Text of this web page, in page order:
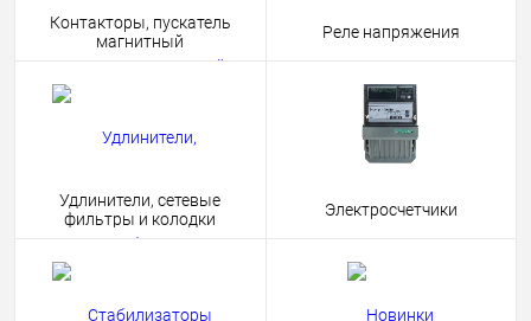
Контакторы, пускатель
магнитный
Реле напряжения
Удлинители, сетевые
фильтры и колодки
Электросчетчики